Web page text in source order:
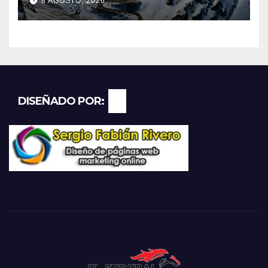
Libertadores: pérdidas
millonarias
DISEÑADO POR: